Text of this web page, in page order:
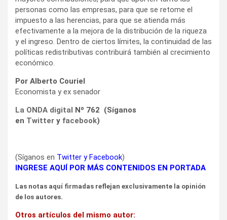
personas como las empresas, para que se retome el
impuesto a las herencias, para que se atienda más
efectivamente a la mejora de la distribución de la riqueza
y el ingreso. Dentro de ciertos límites, la continuidad de las
políticas redistributivas contribuirá también al crecimiento
económico.
Por Alberto Couriel
Economista y ex senador
La ONDA digital Nº 762 (Síganos
en Twitter y facebook)
(Síganos en Twitter yFacebook)
INGRESE AQUÍ POR MÁS CONTENIDOS EN PORTADA
Las notas aquí firmadas reflejan exclusivamente la opinión
de los autores.
Otros artículos del mismo autor: